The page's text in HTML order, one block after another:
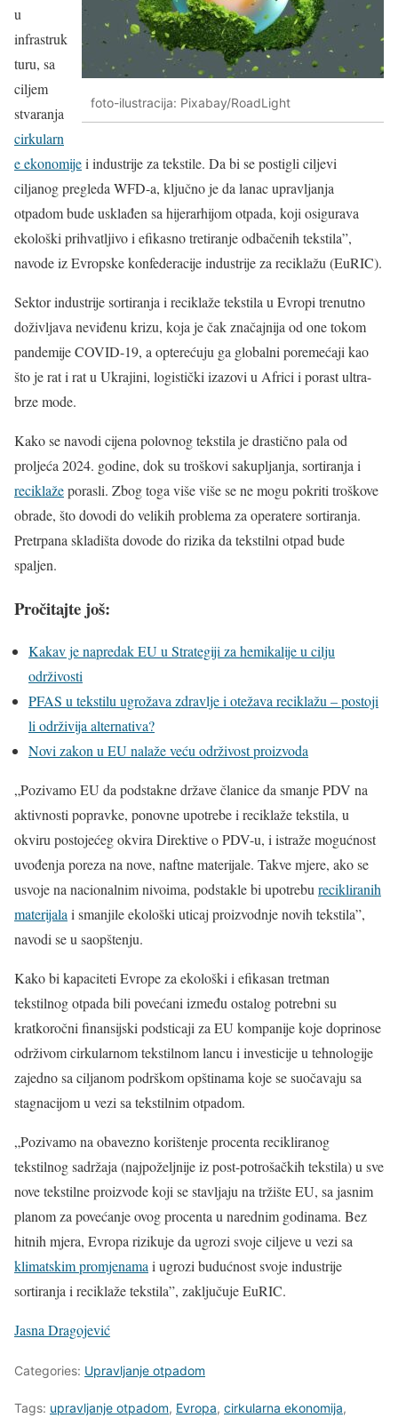
foto-ilustracija: Pixabay/RoadLight
u
infrastruk
turu, sa
ciljem
stvaranja
cirkularn
e ekonomijei industrije za tekstile. Da bi se postigli ciljevi
ciljanog pregleda WFD-a, ključno je da lanac upravljanja
otpadom bude usklađen sa hijerarhijom otpada, koji osigurava
ekološki prihvatljivo i efikasno tretiranje odbačenih tekstila”,
navode iz Evropske konfederacije industrije za reciklažu (EuRIC).
Sektor industrije sortiranja i reciklaže tekstila u Evropi trenutno
doživljava neviđenu krizu, koja je čak značajnija od one tokom
pandemije COVID-19, a opterećuju ga globalni poremećaji kao
što je rat i rat u Ukrajini, logistički izazovi u Africi i porast ultra-
brze mode.
Kako se navodi cijena polovnog tekstila je drastično pala od
proljeća 2024. godine, dok su troškovi sakupljanja, sortiranja i
reciklažeporasli. Zbog toga više više se ne mogu pokriti troškove
obrade, što dovodi do velikih problema za operatere sortiranja.
Pretrpana skladišta dovode do rizika da tekstilni otpad bude
spaljen.
Pročitajte još:
Kakav je napredak EU u Strategiji za hemikalije u cilju
održivosti
PFAS u tekstilu ugrožava zdravlje i otežava reciklažu – postoji
li održivija alternativa?
Novi zakon u EU nalaže veću održivost proizvoda
„Pozivamo EU da podstakne države članice da smanje PDV na
aktivnosti popravke, ponovne upotrebe i reciklaže tekstila, u
okviru postojećeg okvira Direktive o PDV-u, i istraže mogućnost
uvođenja poreza na nove, naftne materijale. Takve mjere, ako se
usvoje na nacionalnim nivoima, podstakle bi upotreburecikliranih
materijalai smanjile ekološki uticaj proizvodnje novih tekstila”,
navodi se u saopštenju.
Kako bi kapaciteti Evrope za ekološki i efikasan tretman
tekstilnog otpada bili povećani između ostalog potrebni su
kratkoročni finansijski podsticaji za EU kompanije koje doprinose
održivom cirkularnom tekstilnom lancu i investicije u tehnologije
zajedno sa ciljanom podrškom opštinama koje se suočavaju sa
stagnacijom u vezi sa tekstilnim otpadom.
„Pozivamo na obavezno korištenje procenta recikliranog
tekstilnog sadržaja (najpoželjnije iz post-potrošačkih tekstila) u sve
nove tekstilne proizvode koji se stavljaju na tržište EU, sa jasnim
planom za povećanje ovog procenta u narednim godinama. Bez
hitnih mjera, Evropa rizikuje da ugrozi svoje ciljeve u vezi sa
klimatskim promjenamai ugrozi budućnost svoje industrije
sortiranja i reciklaže tekstila”, zaključuje EuRIC.
Jasna Dragojević
Categories: Upravljanje otpadom
Tags: upravljanje otpadom, Evropa, cirkularna ekonomija,